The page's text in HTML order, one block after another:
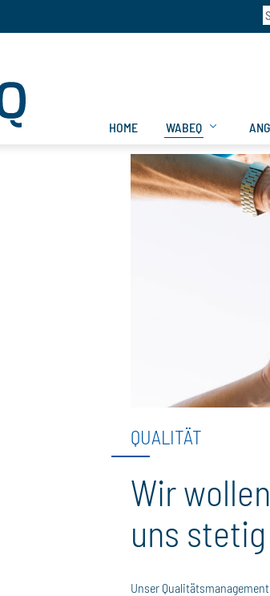
HOME WABEQ
QUALITÄT
Wir
uns
Unser